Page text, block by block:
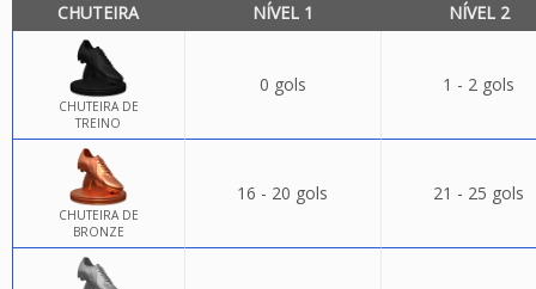
CHUTEIRA NÍVEL 1 NÍVEL 2
CHUTEIRA DE
TREINO
0 gols 1 - 2 gols
CHUTEIRA DE
BRONZE
16 - 20 gols 21 - 25 gols